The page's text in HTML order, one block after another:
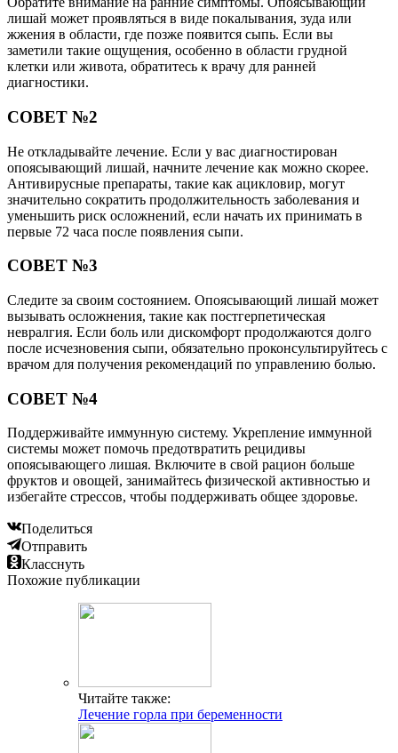
лишай может проявляться в виде покалывания, зуда или
жжения в области, где позже появится сыпь. Если вы
заметили такие ощущения, особенно в области грудной
клетки или живота, обратитесь к врачу для ранней
диагностики.
СОВЕТ №2
Не откладывайте лечение. Если у вас диагностирован
опоясывающий лишай, начните лечение как можно скорее.
Антивирусные препараты, такие как ацикловир, могут
значительно сократить продолжительность заболевания и
уменьшить риск осложнений, если начать их принимать в
первые 72 часа после появления сыпи.
СОВЕТ №3
Следите за своим состоянием. Опоясывающий лишай может
вызывать осложнения, такие как постгерпетическая
невралгия. Если боль или дискомфорт продолжаются долго
после исчезновения сыпи, обязательно проконсультируйтесь с
врачом для получения рекомендаций по управлению болью.
СОВЕТ №4
Поддерживайте иммунную систему. Укрепление иммунной
системы может помочь предотвратить рецидивы
опоясывающего лишая. Включите в свой рацион больше
фруктов и овощей, занимайтесь физической активностью и
избегайте стрессов, чтобы поддерживать общее здоровье.
Поделиться
Отправить
Класснуть
Похожие публикации
Читайте также:
Лечение горла при беременности